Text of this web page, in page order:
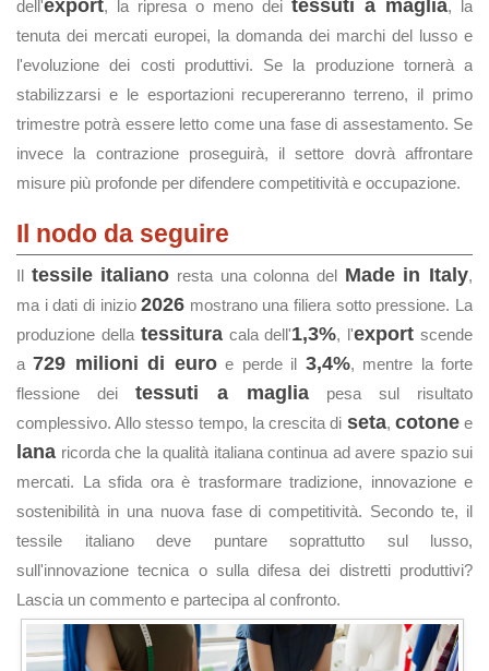
dell'export, la ripresa o meno dei tessuti a maglia, la
tenuta dei mercati europei, la domanda dei marchi del lusso e
l'evoluzione dei costi produttivi. Se la produzione tornerà a
stabilizzarsi e le esportazioni recupereranno terreno, il primo
trimestre potrà essere letto come una fase di assestamento. Se
invece la contrazione proseguirà, il settore dovrà affrontare
misure più profonde per difendere competitività e occupazione.
Il nodo da seguire
Il tessile italiano resta una colonna del Made in Italy,
ma i dati di inizio2026 mostrano una filiera sotto pressione. La
produzione della tessituracala dell'1,3%, l'export scende
a729 milioni di euroe perde il 3,4%, mentre la forte
flessione dei tessuti a maglia pesa sul risultato
complessivo. Allo stesso tempo, la crescita di seta, cotonee
lana ricorda che la qualità italiana continua ad avere spazio sui
mercati. La sfida ora è trasformare tradizione, innovazione e
sostenibilità in una nuova fase di competitività. Secondo te, il
tessile italiano deve puntare soprattutto sul lusso,
sull'innovazione tecnica o sulla difesa dei distretti produttivi?
Lascia un commento e partecipa al confronto.